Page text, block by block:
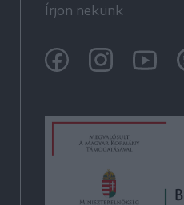
Írjon nekünk